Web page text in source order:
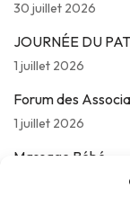
30 juillet 2026
JOURNÉE DU
1 juillet 2026
Forum des
1 juillet 2026
Massage Bébé